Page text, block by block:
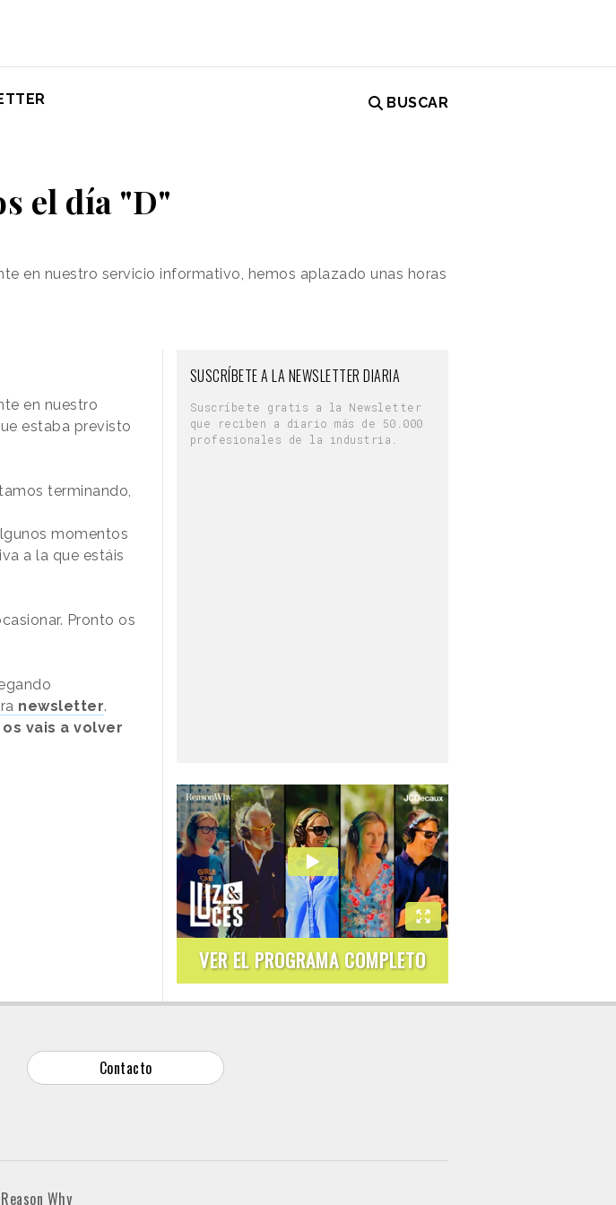
BUSCAR
el día "D"
en nuestro servicio informativo, hemos aplazado unas horas
en nuestro
estaba previsto
terminando,
momentos
a la que estáis
Pronto os
newsletter.
vais a volver
SUSCRÍBETE A LA NEWSLETTER DIARIA
Suscríbete gratis a la Newsletter
que reciben a diario más de 50.000
profesionales de la industria.
VER EL PROGRAMA COMPLETO
Contacto
Why